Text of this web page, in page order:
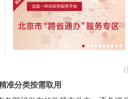
（
准分类按需取用